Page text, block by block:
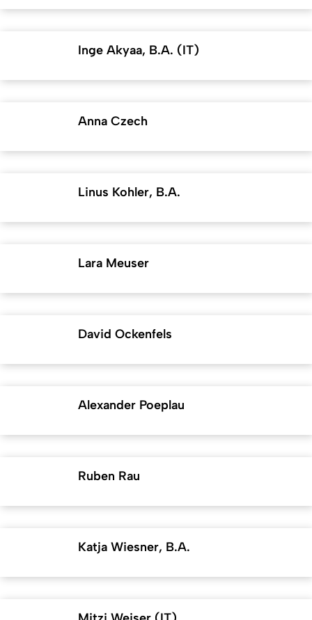
Inge Akyaa, B.A. (IT)
Anna Czech
Linus Kohler, B.A.
Lara Meuser
David Ockenfels
Alexander Poeplau
Ruben Rau
Katja Wiesner, B.A.